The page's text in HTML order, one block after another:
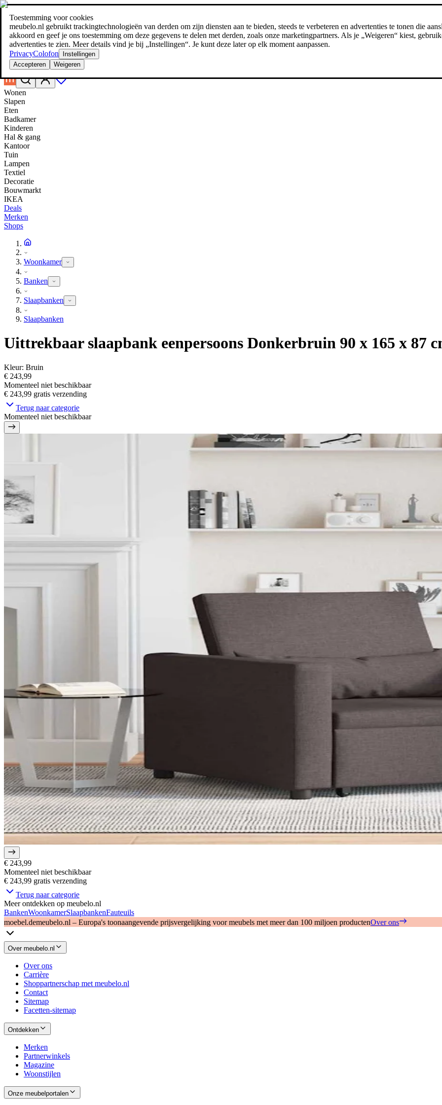
Toestemming voor cookies
meubelo.nl gebruikt trackingtechnologieën van derden om zijn diensten aan te bieden, steeds te verbeteren en advertenties te tonen die
akkoord en geef je ons toestemming om deze gegevens te delen met derden, zoals onze marketingpartners. Als je „Weigeren“ kiest,
advertenties te zien. Meer details vind je bij „Instellingen“. Je kunt deze later op elk moment aanpassen.
PrivacyColofon
Instellingen
Accepteren
Weigeren
Zoeken
meubel jezelf de beste prijs!meubel jezelf de beste prijs!
Wonen
Slapen
Eten
Badkamer
Kinderen
Hal & gang
Kantoor
Tuin
Lampen
Textiel
Decoratie
Bouwmarkt
IKEA
Deals
Merken
Shops
Woonkamer
Banken
Slaapbanken
Slaapbanken
Uittrekbaar slaapbank eenpersoons Donkerbruin 90 x 165 x 87
Kleur: Bruin
€ 243,99
Momenteel niet beschikbaar
€ 243,99 gratis verzending
Terug naar categorie
Momenteel niet beschikbaar
€ 243,99
Momenteel niet beschikbaar
€ 243,99 gratis verzending
Terug naar categorie
Meer ontdekken op meubelo.nl
BankenWoonkamerSlaapbankenFauteuils
moebel.demeubelo.nl – Europa's toonaangevende prijsvergelijking voor meubels met meer dan 100 miljoen productenOver ons
Over meubelo.nl
Over ons
Carrière
Shoppartnerschap met meubelo.nl
Contact
Sitemap
Facetten-sitemap
Ontdekken
Merken
Partnerwinkels
Magazine
Woonstijlen
Onze meubelportalen